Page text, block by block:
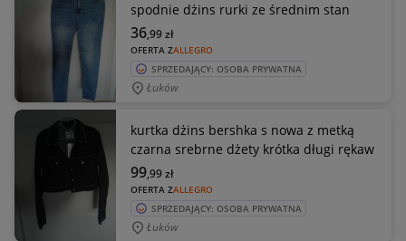
spodnie dżins rurki ze średnim stan
OFERTA ZALLEGRO
36,99zł
SPRZEDAJĄCY: OSOBA PRYWATNA
Łuków
kurtka dżins bershka s nowa z metką
czarna srebrne dżety krótka długi rękaw
OFERTA ZALLEGRO
99,99zł
SPRZEDAJĄCY: OSOBA PRYWATNA
Łuków